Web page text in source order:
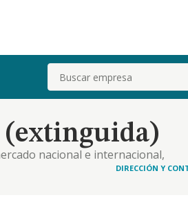
Buscar
(extinguida)
nacional e internacional,
productos y
DIRECCIÓN Y